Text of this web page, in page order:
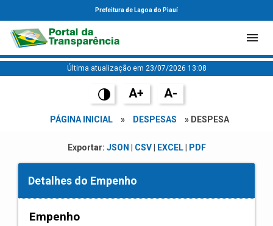
Prefeitura de Lagoa do Piauí
Última atualização em 23/07/2026 13:08
A+ A-
PÁGINA INICIAL » DESPESAS » DESPESA
Exportar: JSON CSV| EXCEL| PDF
Detalhes do Empenho
Empenho